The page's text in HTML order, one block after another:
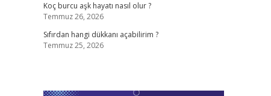
Koç burcu aşk hayatı nasıl olur ?
Temmuz 26, 2026
Sıfırdan hangi dükkanı açabilirim ?
Temmuz 25, 2026